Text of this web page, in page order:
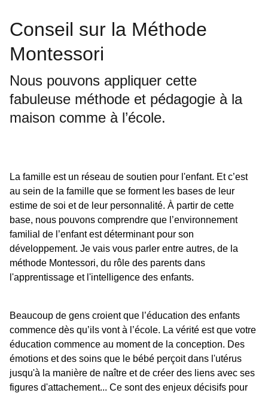
Conseil sur la Méthode
Montessori
Nous pouvons appliquer cette
fabuleuse méthode et pédagogie à la
maison comme à l’école.
La famille est un réseau de soutien pour l'enfant. Et c’est
au sein de la famille que se forment les bases de leur
estime de soi et de leur personnalité. À partir de cette
base, nous pouvons comprendre que l’environnement
familial de l’enfant est déterminant pour son
développement. Je vais vous parler entre autres, de la
méthode Montessori, du rôle des parents dans
l'apprentissage et l'intelligence des enfants.
Beaucoup de gens croient que l’éducation des enfants
commence dès qu’ils vont à l’école. La vérité est que votre
éducation commence au moment de la conception. Des
émotions et des soins que le bébé perçoit dans l'utérus
jusqu'à la manière de naître et de créer des liens avec ses
figures d'attachement... Ce sont des enjeux décisifs pour